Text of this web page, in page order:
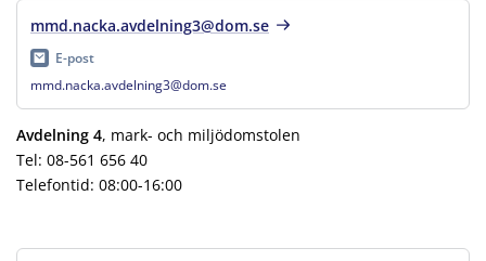
mmd.nacka.avdelning3@dom.se
E-post
mmd.nacka.avdelning3@dom.se
Avdelning 4, mark- och miljödomstolen
Tel: 08-561 656 40
Telefontid: 08:00-16:00